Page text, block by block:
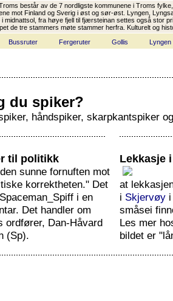
består av de 7 nordligste kommunene i Troms
mot Finland og Sverig i øst og sør-øst. Lyngen,
i midnattsol, fra høye fjell til fjærsteinan settes også stor
de tre stammers møte stammer herfra. Kulturelt og
Bussruter
Fergeruter Gollis Lyngen
du spiker?
håndspiker, skarpkantspiker
til politikk
sunne fornuften mot
korrektheten." Det
i en
Det handler om
ordfører, Dan-Håvard
(Sp).
Lekkasje
at
i Skjervøy
småsei
Les mer
bildet er